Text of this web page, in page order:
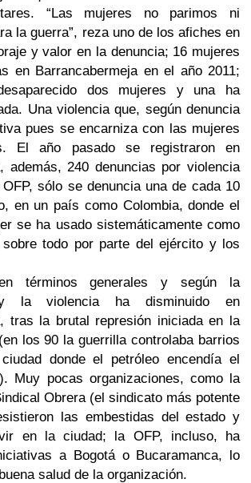
“Las mujeres no parimos ni
la guerra”, reza uno de los afiches en
y valor en la denuncia; 16 mujeres
en Barrancabermeja en el año 2011;
dos mujeres y una ha
Una violencia que, según denuncia
pues se encarniza con las mujeres
El año pasado se registraron en
además, 240 denuncias por violencia
sólo se denuncia una de cada 10
en un país como Colombia, donde el
se ha usado sistemáticamente como
todo por parte del ejército y los
términos generales y según la
la violencia ha disminuido en
tras la brutal represión iniciada en la
los 90 la guerrilla controlaba barrios
donde el petróleo encendía el
Muy pocas organizaciones, como la
Obrera (el sindicato más potente
las embestidas del estado y
en la ciudad; la OFP, incluso, ha
a Bogotá o Bucaramanca, lo
salud de la organización.